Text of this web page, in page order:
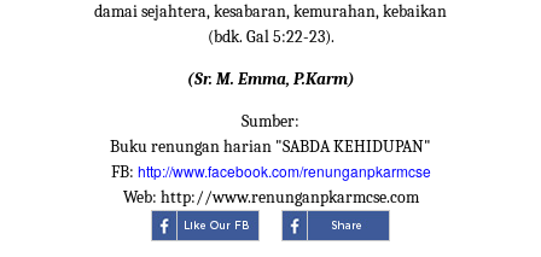
damai sejahtera, kesabaran, kemurahan, kebaikan
(bdk. Gal 5:22-23).
(Sr. M. Emma, P.Karm)
Sumber:
Buku renungan harian "SABDA KEHIDUPAN"
FB: http://www.facebook.com/renunganpkarmcse
Web: http://www.renunganpkarmcse.com